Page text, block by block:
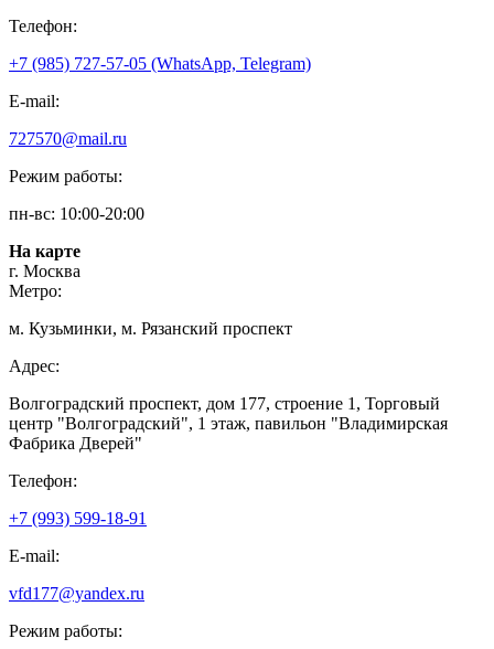
Телефон:
+7 (985) 727-57-05 (WhatsApp, Telegram)
E-mail:
727570@mail.ru
Режим работы:
пн-вс: 10:00-20:00
На карте
г. Москва
Метро:
м. Кузьминки, м. Рязанский проспект
Адрес:
Волгоградский проспект, дом 177, строение 1, Торговый
центр "Волгоградский", 1 этаж, павильон "Владимирская
Фабрика Дверей"
Телефон:
+7 (993) 599-18-91
E-mail:
vfd177@yandex.ru
Режим работы: